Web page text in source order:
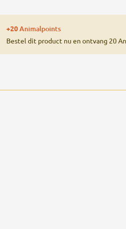
+20Animalpoints
Bestel dit product nu en ontvang 20